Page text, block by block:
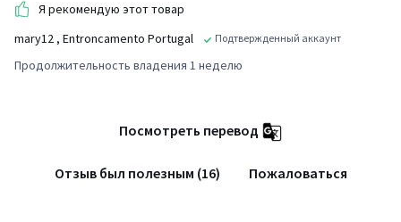
Я рекомендую этот товар
mary12 , Entroncamento Portugal Подтвержденный аккаунт
Продолжительность владения 1 неделю
Посмотреть перевод
Отзыв был полезным (16) Пожаловаться